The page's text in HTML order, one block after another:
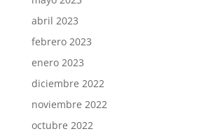
abril 2023
febrero 2023
enero 2023
diciembre 2022
noviembre 2022
octubre 2022